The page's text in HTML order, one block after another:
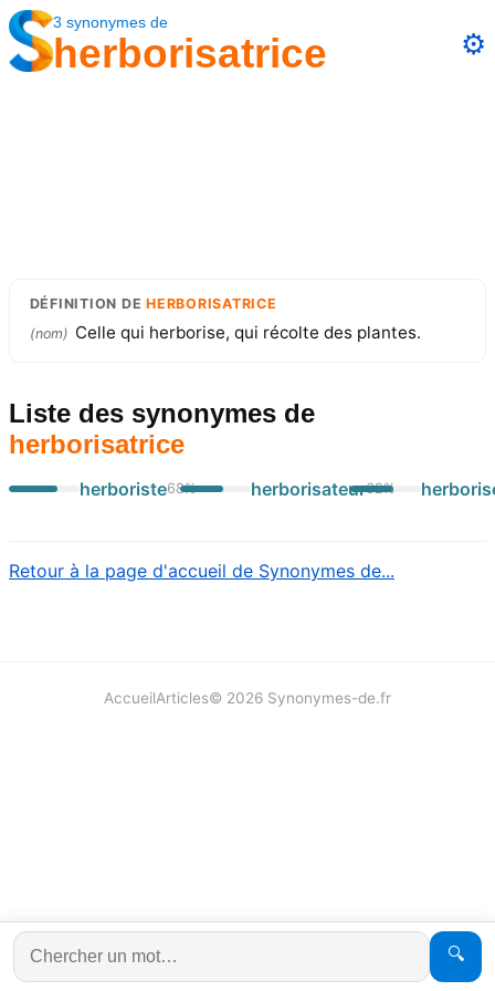
3 synonymes de
herborisatrice ⚙️
DÉFINITION DEHERBORISATRICE
(nom) Celle qui herborise, qui récolte des plantes.
Liste des synonymes de
herborisatrice
herboriste68% herborisateur62%
Retour à la page d'accueil de Synonymes de...
🔍
AccueilArticles© 2026 Synonymes-de.fr